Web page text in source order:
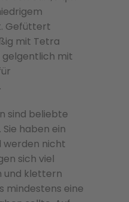
Gefüttert
mit Tetra
gelgentlich mit
sind beliebte
haben ein
werden nicht
sich viel
und klettern
mindestens eine